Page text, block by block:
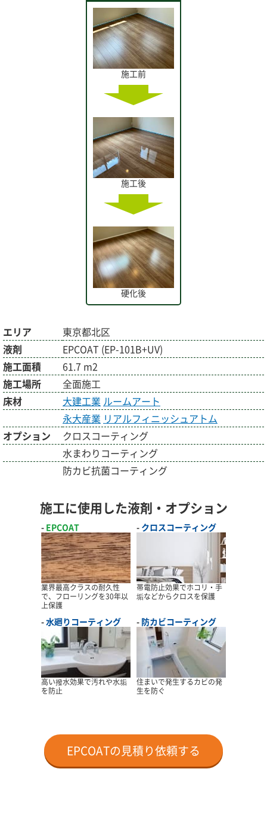
施工前
施工後
硬化後
エリア
東京都北区
液剤
EPCOAT (EP-101B+UV)
施工面積
61.7 m2
施工場所
全面施工
床材
大建工業 ルームアート
永大産業 リアルフィニッシュアトム
オプション
クロスコーティング
水まわりコーティング
防カビ抗菌コーティング
施工に使用した液剤・オプション
EPCOAT
業界最高クラスの耐久性
で、フローリングを30年以
上保護
クロスコーティング
帯電防止効果でホコリ・手
垢などからクロスを保護
水廻りコーティング
高い撥水効果で汚れや水垢
を防止
防カビコーティング
住まいで発生するカビの発
生を防ぐ
EPCOATの見積り依頼する